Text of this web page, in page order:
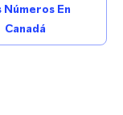
Números En
Canadá